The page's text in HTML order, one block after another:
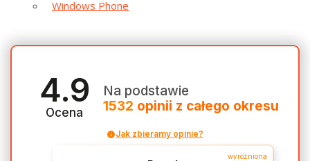
Windows Phone
4.9
Ocena
Na podstawie
1532 opinii z całego okresu
Jak zbieramy opinie?
wyróżniona